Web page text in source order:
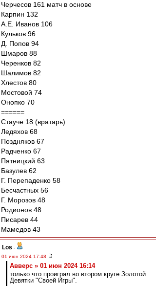
Черчесов 161 матч в основе
Карпин 132
А.Е. Иванов 106
Кульков 96
Д. Попов 94
Шмаров 88
Черенков 82
Шалимов 82
Хлестов 80
Мостовой 74
Онопко 70
======
Стауче 18 (вратарь)
Ледяхов 68
Поздняков 67
Радченко 67
Пятницкий 63
Базулев 62
Г. Перепаденко 58
Бесчастных 56
Г. Морозов 48
Родионов 48
Писарев 44
Мамедов 43
Los -
01 июн 2024 17:48
Авверс » 01 июн 2024 16:14
только что проиграл во втором круге Золотой
Девятки "Своей Игры".